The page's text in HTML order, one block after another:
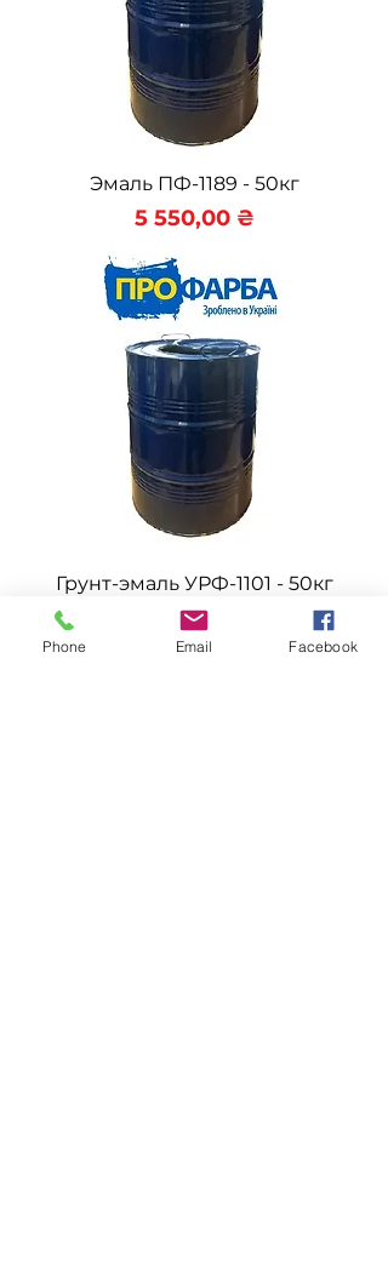
Эмаль ПФ-1189 - 50кг
Цена
5 550,00 ₴
Грунт-эмаль УРФ-1101 - 50кг
Цена
5 850,00 ₴
Phone Email Facebook